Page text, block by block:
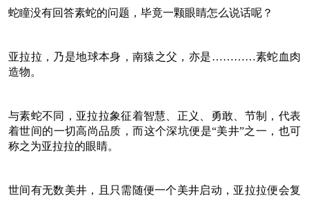
蛇瞳没有回答素蛇的问题，毕竟一颗眼睛怎么说话呢？
亚拉拉，乃是地球本身，南猿之父，亦是…………素蛇血肉
造物。
与素蛇不同，亚拉拉象征着智慧、正义、勇敢、节制，代表
着世间的一切高尚品质，而这个深坑便是“美井”之一，也可
称之为亚拉拉的眼睛。
世间有无数美井，且只需随便一个美井启动，亚拉拉便会复